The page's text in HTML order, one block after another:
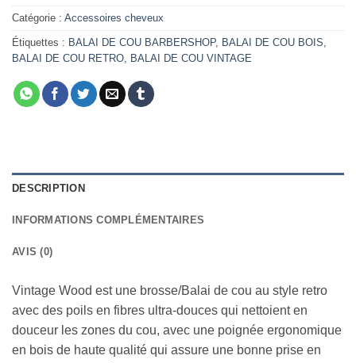
Catégorie : Accessoires cheveux
Étiquettes : BALAI DE COU BARBERSHOP, BALAI DE COU BOIS
BALAI DE COU RETRO
BALAI DE COU VINTAGE
DESCRIPTION
INFORMATIONS COMPLÉMENTAIRES
AVIS (0)
Vintage Wood est une brosse/Balai de cou au style retro
avec des poils en fibres ultra-douces qui nettoient en
douceur les zones du cou, avec une poignée ergonomique
en bois de haute qualité qui assure une bonne prise en